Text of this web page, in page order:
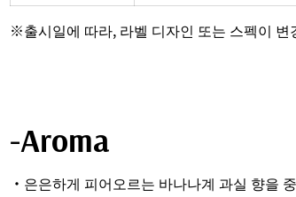
※출시일에 따라, 라벨 디자인 또는 스펙이 변
-Aroma
・은은하게 피어오르는 바나나계 과실 향을